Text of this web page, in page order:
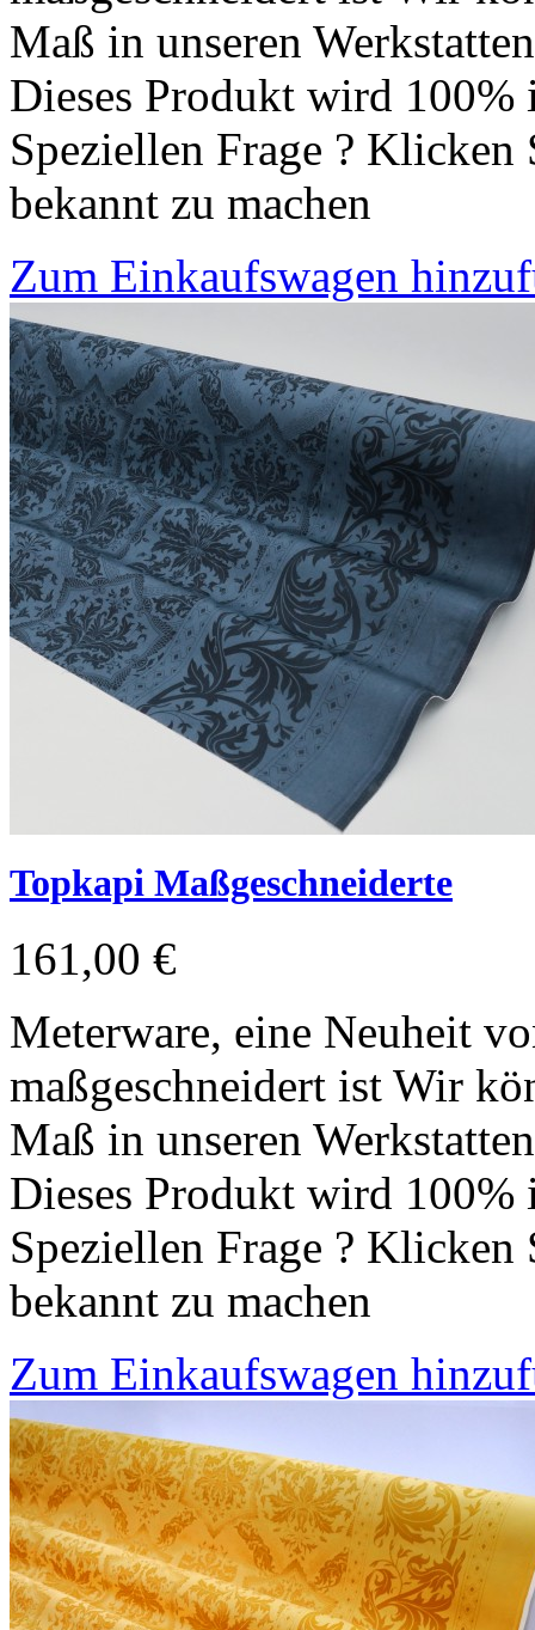
Maß in unseren
Dieses Produkt wird 100%
Speziellen Frage ?
bekannt zu machen
Zum Einkaufswagen
Topkapi Maßgeschneiderte
161,00 €
Meterware, eine Neuheit
maßgeschneidert ist Wir
Maß in unseren
Dieses Produkt wird
Speziellen Frage ?
bekannt zu machen
Zum Einkaufswagen